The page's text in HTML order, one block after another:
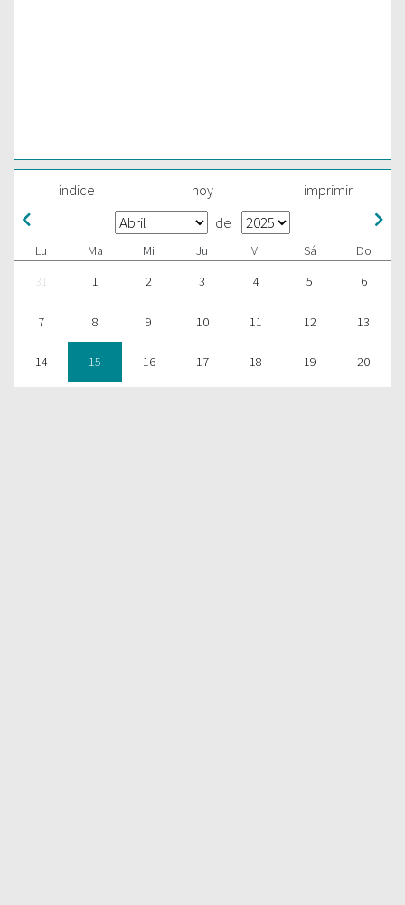
índice hoy imprimir
de
Lu Ma Mi Ju Vi Sá
Do
31
1 2 3 4 5 6
7 8 9 10 11 12 13
14 15 16 17 18 19 20